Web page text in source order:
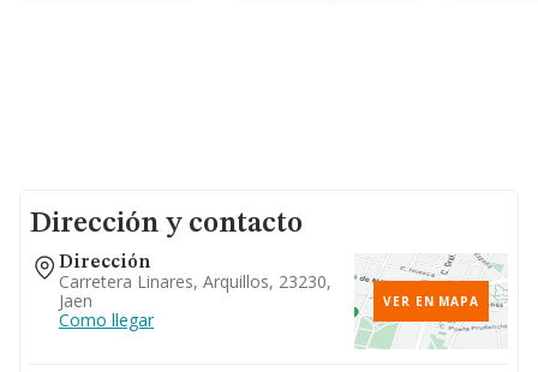
Dirección y contacto
Dirección
Carretera Linares, Arquillos, 23230,
Jaen
Como llegar
VER EN MAPA